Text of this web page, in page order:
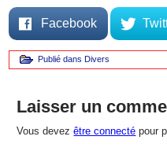
Facebook
Publié dans Divers
Laisser un
Vous devezêtre connecté pour